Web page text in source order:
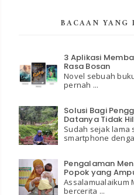
BACAAN YANG
3 Aplikasi
Rasa Bosan
Novel sebuah
pernah ...
Solusi Bagi
Datanya Tidak
Sudah sejak lama
smartphone
Pengalaman
Popok yang
Assalamualaikum
bercerita ...